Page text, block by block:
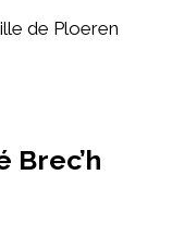
de Ploeren
Brec’h